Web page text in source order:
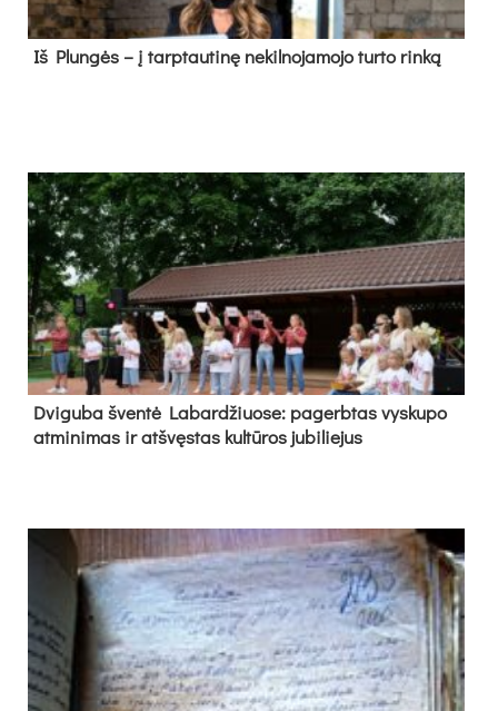
Iš Plungės – į tarptautinę nekilnojamojo turto rinką
Dvi­gu­ba šven­tė La­bar­džiuo­se: pa­gerb­tas vys­ku­po
at­mi­ni­mas ir at­švęs­tas kul­tū­ros ju­bi­lie­jus